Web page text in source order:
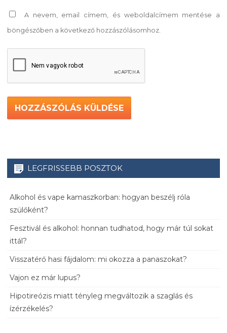
A nevem, email címem, és weboldalcímem mentése a
böngészőben a következő hozzászólásomhoz.
LEGFRISSEBB POSZTOK
Alkohol és vape kamaszkorban: hogyan beszélj róla
szülőként?
Fesztivál és alkohol: honnan tudhatod, hogy már túl sokat
ittál?
Visszatérő hasi fájdalom: mi okozza a panaszokat?
Vajon ez már lupus?
Hipotireózis miatt tényleg megváltozik a szaglás és
ízérzékelés?